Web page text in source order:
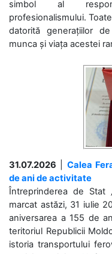
simbol al
profesionalismului.
datorită generațiilor
munca și viața acestei
31.07.2026
Calea
de ani de activitate
Întreprinderea de Stat
marcat astăzi, 31 iulie
aniversarea a 155 de
teritoriul Republicii
istoria transportului